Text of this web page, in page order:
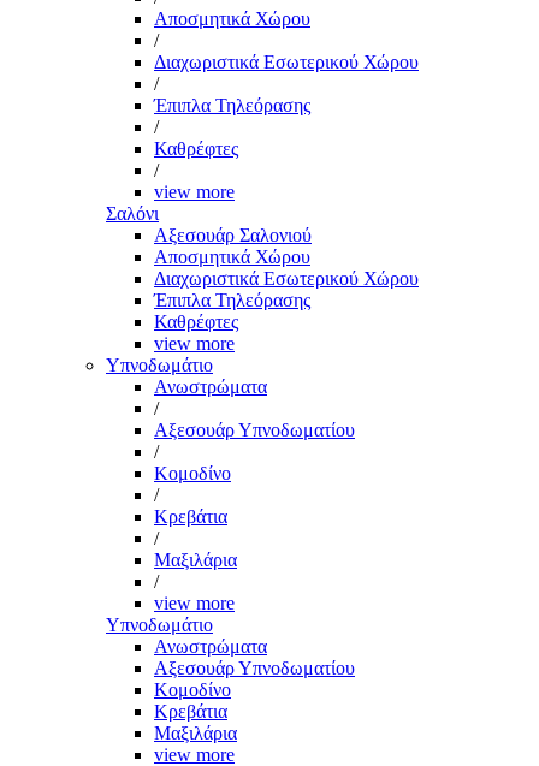
Αποσμητικά Χώρου
/
Διαχωριστικά Εσωτερικού Χώρου
/
Έπιπλα Τηλεόρασης
/
Καθρέφτες
/
view more
Σαλόνι
Αξεσουάρ Σαλονιού
Αποσμητικά Χώρου
Διαχωριστικά Εσωτερικού Χώρου
Έπιπλα Τηλεόρασης
Καθρέφτες
view more
Υπνοδωμάτιο
Ανωστρώματα
/
Αξεσουάρ Υπνοδωματίου
/
Κομοδίνο
/
Κρεβάτια
/
Μαξιλάρια
/
view more
Υπνοδωμάτιο
Ανωστρώματα
Αξεσουάρ Υπνοδωματίου
Κομοδίνο
Κρεβάτια
Μαξιλάρια
view more